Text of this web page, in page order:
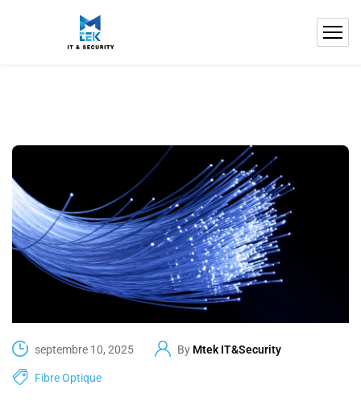
septembre 10, 2025 By Mtek IT&Security
Fibre Optique